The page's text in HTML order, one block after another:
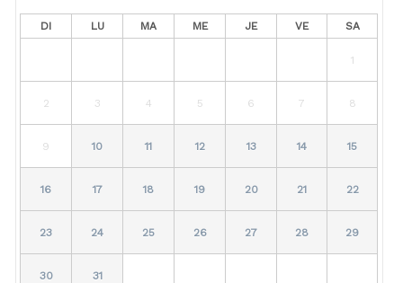
DI LU MA ME JE VE SA
1
2 3 4 5 6 7 8
9 10 11 12 13 14 15
16 17 18 19 20 21 22
23 24 25 26 27 28 29
30 31